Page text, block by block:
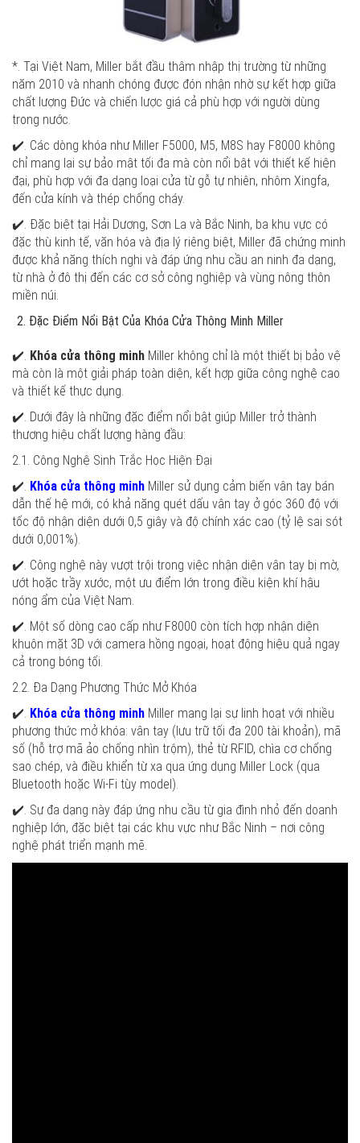
*. Tại Việt Nam, Miller bắt đầu thâm nhập thị trường từ những
năm 2010 và nhanh chóng được đón nhận nhờ sự kết hợp giữa
chất lượng Đức và chiến lược giá cả phù hợp với người dùng
trong nước.
✔️. Các dòng khóa như Miller F5000, M5, M8S hay F8000 không
chỉ mang lại sự bảo mật tối đa mà còn nổi bật với thiết kế hiện
đại, phù hợp với đa dạng loại cửa từ gỗ tự nhiên, nhôm Xingfa,
đến cửa kính và thép chống cháy.
✔️. Đặc biệt tại Hải Dương, Sơn La và Bắc Ninh, ba khu vực có
đặc thù kinh tế, văn hóa và địa lý riêng biệt, Miller đã chứng minh
được khả năng thích nghi và đáp ứng nhu cầu an ninh đa dạng,
từ nhà ở đô thị đến các cơ sở công nghiệp và vùng nông thôn
miền núi.
Đặc Điểm Nổi Bật Của Khóa Cửa Thông Minh Miller
✔️. Khóa cửa thông minh Miller không chỉ là một thiết bị bảo vệ
mà còn là một giải pháp toàn diện, kết hợp giữa công nghệ cao
và thiết kế thực dụng.
✔️. Dưới đây là những đặc điểm nổi bật giúp Miller trở thành
thương hiệu chất lượng hàng đầu:
2.1. Công Nghệ Sinh Trắc Học Hiện Đại
✔️. Khóa cửa thông minh Miller sử dụng cảm biến vân tay bán
dẫn thế hệ mới, có khả năng quét dấu vân tay ở góc 360 độ với
tốc độ nhận diện dưới 0,5 giây và độ chính xác cao (tỷ lệ sai sót
dưới 0,001%).
✔️. Công nghệ này vượt trội trong việc nhận diện vân tay bị mờ,
ướt hoặc trầy xước, một ưu điểm lớn trong điều kiện khí hậu
nóng ẩm của Việt Nam.
✔️. Một số dòng cao cấp như F8000 còn tích hợp nhận diện
khuôn mặt 3D với camera hồng ngoại, hoạt động hiệu quả ngay
cả trong bóng tối.
2.2. Đa Dạng Phương Thức Mở Khóa
✔️. Khóa cửa thông minh Miller mang lại sự linh hoạt với nhiều
phương thức mở khóa: vân tay (lưu trữ tối đa 200 tài khoản), mã
số (hỗ trợ mã ảo chống nhìn trộm), thẻ từ RFID, chìa cơ chống
sao chép, và điều khiển từ xa qua ứng dụng Miller Lock (qua
Bluetooth hoặc Wi-Fi tùy model).
✔️. Sự đa dạng này đáp ứng nhu cầu từ gia đình nhỏ đến doanh
nghiệp lớn, đặc biệt tại các khu vực như Bắc Ninh – nơi công
nghệ phát triển mạnh mẽ.